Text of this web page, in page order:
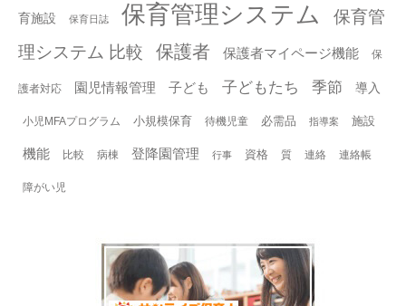
育施設 保育日誌 保育管理システム
保育管
理システム 比較
保護者 保護者マイページ機能 保
護者対応 園児情報管理 子ども 子どもたち 季節 導入
小児MFAプログラム 小規模保育 待機児童 必需品 指導案 施設
機能 比較 病棟 登降園管理 行事 資格 質 連絡 連絡帳
障がい児